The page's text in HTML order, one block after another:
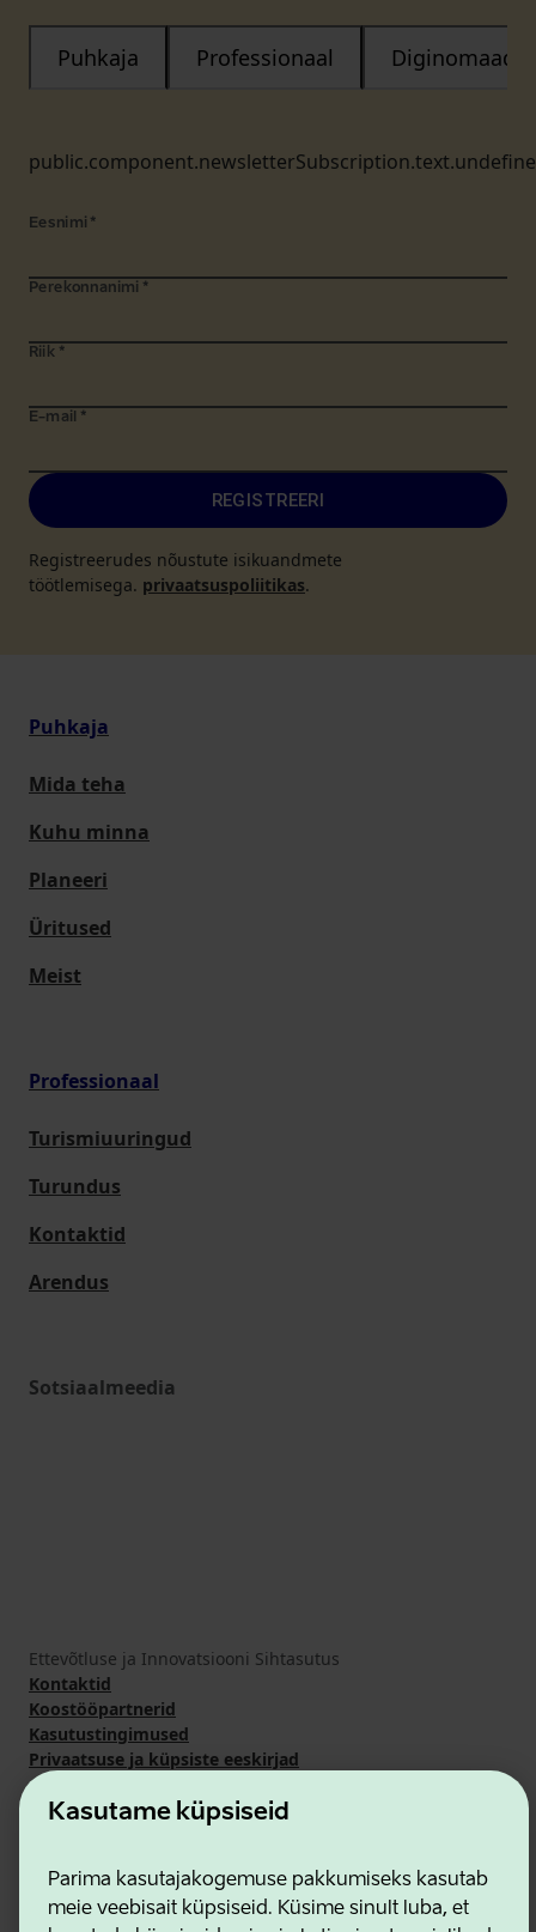
Kasutame küpsiseid
Parima kasutajakogemuse pakkumiseks kasutab
meie veebisait küpsiseid. Küsime sinult luba, et
Puhkaja Professionaal Diginomaad
Eesnimi *
Perekonnanimi *
Riik *
E-mail *
REGISTREERI
Registreerudes nõustute isikuandmete
töötlemisega. privaatsuspoliitikas.
Puhkaja
Mida teha
Kuhu minna
Planeeri
Üritused
Meist
Professionaal
Turismiuuringud
Turundus
Kontaktid
Arendus
Sotsiaalmeedia
Ettevõtluse ja Innovatsiooni Sihtasutus
Kontaktid
Koostööpartnerid
Kasutustingimused
Privaatsuse ja küpsiste eeskirjad